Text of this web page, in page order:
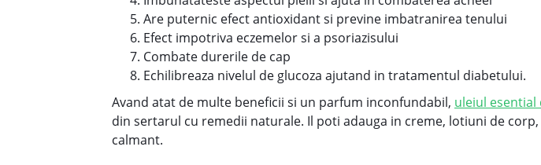
Are puternic efect antioxidant si previne imbatranirea tenului
Efect impotriva eczemelor si a psoriazisului
Combate durerile de cap
Echilibreaza nivelul de glucoza ajutand in tratamentul diabetului.
Avand atat de multe beneficii si un parfum inconfundabil, uleiul esential
din sertarul cu remedii naturale. Il poti adauga in creme, lotiuni de
calmant.